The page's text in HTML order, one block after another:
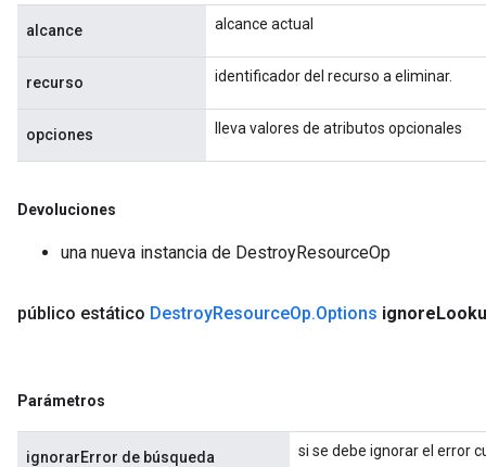
alcance alcance actual
recurso identificador del recurso a eliminar.
opciones lleva valores de atributos opcionales
Devoluciones
una nueva instancia de DestroyResourceOp
público estático DestroyResourceOp.Options ignore
Parámetros
ignorarError de búsqueda si se debe ignorar el error